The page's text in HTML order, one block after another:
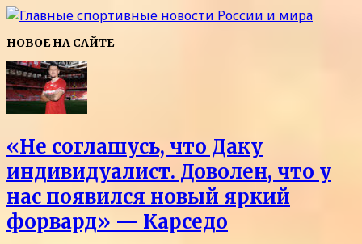
НОВОЕ НА САЙТЕ
«Не соглашусь, что Даку
индивидуалист. Доволен, что у
нас появился новый яркий
форвард» — Карседо